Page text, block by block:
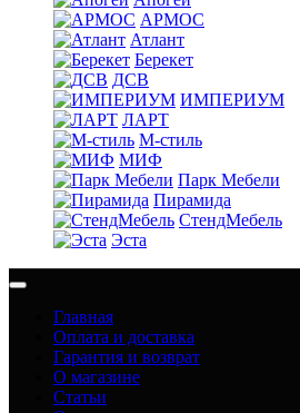
АРМОС
Атлант
Берекет
ДСВ
ИМПЕРИУМ
ЛАРТ
М-стиль
МИФ
Парк Мебели
Пирамида
СтендМебель
Эста
Главная
Оплата и доставка
Гарантия и возврат
О магазине
Статьи